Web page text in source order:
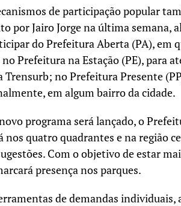
de participação popular
por Jairo Jorge na última semana,
do Prefeitura Aberta (PA), em
Prefeitura na Estação (PE), para
Trensurb; no Prefeitura Presente
em algum bairro da cidade.
programa será lançado, o
nos quatro quadrantes e na região
Com o objetivo de estar
presença nos parques.
de demandas